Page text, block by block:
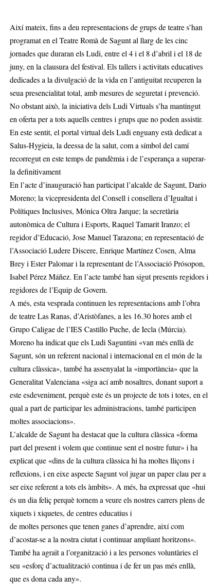
Així mateix, fins a deu representacions de grups de teatre s’han
programat en el Teatre Romà de Sagunt al llarg de les cinc
jornades que duraran els Ludi, entre el 4 i el 8 d’abril i el 18 de
juny, en la clausura del festival. Els tallers i activitats educatives
dedicades a la divulgació de la vida en l’antiguitat recuperen la
seua presencialitat total, amb mesures de seguretat i prevenció.
No obstant això, la iniciativa dels Ludi Virtuals s’ha mantingut
en oferta per a tots aquells centres i grups que no poden assistir.
En este sentit, el portal virtual dels Ludi enguany està dedicat a
Salus-Hygieia, la deessa de la salut, com a símbol del camí
recorregut en este temps de pandèmia i de l’esperança a superar-
la definitivament
En l’acte d’inauguració han participat l’alcalde de Sagunt, Darío
Moreno; la vicepresidenta del Consell i consellera d’Igualtat i
Polítiques Inclusives, Mónica Oltra Jarque; la secretària
autonòmica de Cultura i Esports, Raquel Tamarit Iranzo; el
regidor d’Educació, Jose Manuel Tarazona; en representació de
l’Associació Ludere Discere, Enrique Martínez Cosen, Alma
Brey i Ester Palomar i la representant de l’Associació Prósopon,
Isabel Pérez Máñez. En l’acte també han sigut presents regidors i
regidores de l’Equip de Govern.
A més, esta vesprada continuen les representacions amb l’obra
de teatre Las Ranas, d’Aristòfanes, a les 16.30 hores amb el
Grupo Caligae de l’IES Castillo Puche, de Iecla (Múrcia).
Moreno ha indicat que els Ludi Saguntini «van més enllà de
Sagunt, són un referent nacional i internacional en el món de la
cultura clàssica», també ha assenyalat la «importància» que la
Generalitat Valenciana «siga ací amb nosaltres, donant suport a
este esdeveniment, perquè este és un projecte de tots i totes, en el
qual a part de participar les administracions, també participen
moltes associacions».
L’alcalde de Sagunt ha destacat que la cultura clàssica «forma
part del present i volem que continue sent el nostre futur» i ha
explicat que «dins de la cultura clàssica hi ha moltes lliçons i
reflexions, i en eixe aspecte Sagunt vol jugar un paper clau per a
ser eixe referent a tots els àmbits». A més, ha expressat que «hui
és un dia feliç perquè tornem a veure els nostres carrers plens de
xiquets i xiquetes, de centres educatius i
de moltes persones que tenen ganes d’aprendre, així com
d’acostar-se a la nostra ciutat i continuar ampliant horitzons».
També ha agraït a l’organització i a les persones voluntàries el
seu «esforç d’actualització continua i de fer un pas més enllà,
que es dona cada any».